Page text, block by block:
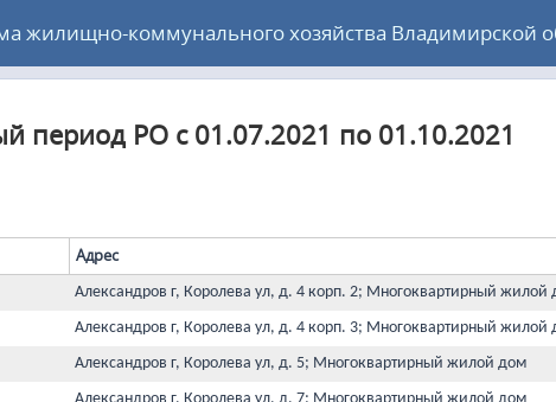
жилищно-коммунального хозяйства Владимирской
период РО с 01.07.2021 по 01.10.2021
Адрес
Александров г, Королева ул, д. 4 корп. 2; Многоквартирный жилой
Александров г, Королева ул, д. 4 корп. 3; Многоквартирный жилой
Александров г, Королева ул, д. 5; Многоквартирный жилой дом